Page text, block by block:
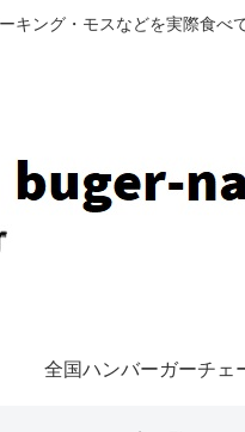
キング・モスなどを実際食べ
全国ハンバーガーチェ